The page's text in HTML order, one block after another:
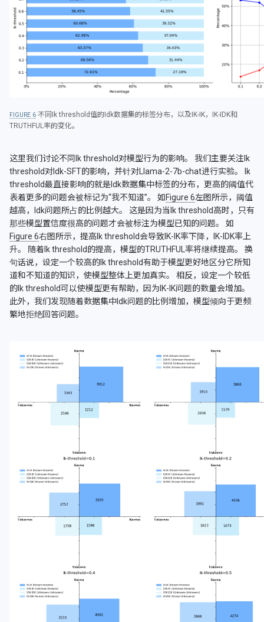
6 不同Ik threshold值的Idk数据集的标签分布，以及IK-IK，IK-IDK和
TRUTHFUL率的变化。
这里我们讨论不同Ik threshold对模型行为的影响。 我们主要关注Ik
threshold对Idk-SFT的影响，并针对Llama-2-7b-chat进行实验。 Ik
threshold最直接影响的就是Idk数据集中标签的分布，更高的阈值代
表着更多的问题会被标记为“我不知道”。 如Figure 6左图所示，阈值
越高，Idk问题所占的比例越大。 这是因为当Ik threshold高时，只有
那些模型置信度很高的问题才会被标注为模型已知的问题。 如
Figure 6右图所示，提高Ik threshold会导致IK-IK率下降，IK-IDK率上
升。 随着Ik threshold的提高，模型的TRUTHFUL率将继续提高。 换
句话说，设定一个较高的Ik threshold有助于模型更好地区分它所知
道和不知道的知识，使模型整体上更加真实。 相反，设定一个较低
的Ik threshold可以使模型更有帮助，因为IK-IK问题的数量会增加。
此外，我们发现随着数据集中Idk问题的比例增加，模型倾向于更频
繁地拒绝回答问题。